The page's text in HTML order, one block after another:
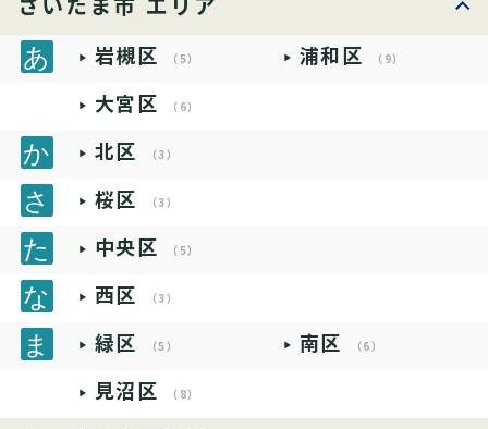
さいたま市 エリア
岩槻区 （5） 浦和区 （9）
大宮区 （6）
北区 （3）
桜区 （3）
中央区 （5）
西区 （3）
緑区 （5） 南区 （6）
見沼区 （8）